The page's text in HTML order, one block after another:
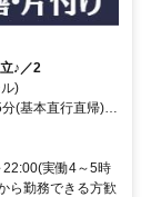
♪／2
)
(基本直行直帰)の
実働4～5時
ら勤務できる方歓